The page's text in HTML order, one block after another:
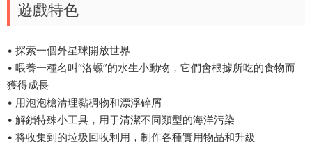
遊戲特色
• 探索一個外星球開放世界
• 喂養一種名叫“洛螈”的水生小動物，它們會根據所吃的食物而
獲得成長
• 用泡泡槍清理黏稠物和漂浮碎屑
• 解鎖特殊小工具，用于清潔不同類型的海洋污染
• 将收集到的垃圾回收利用，制作各種實用物品和升級